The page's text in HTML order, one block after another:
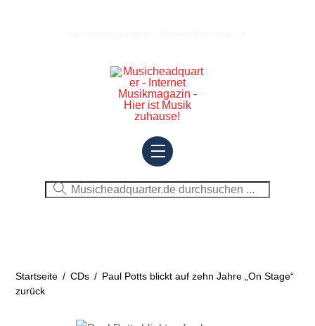
Menu
Startseite / CDs / Paul Potts blickt auf zehn Jahre „On Stage“
zurück